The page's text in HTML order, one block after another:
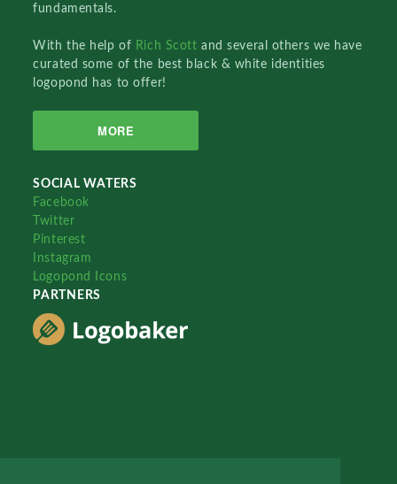
fundamentals.
With the help of Rich Scottand several others we have
curated some of the best black & white identities
logopond has to offer!
MORE
SOCIAL WATERS
Facebook
Twitter
Pinterest
Instagram
Logopond Icons
PARTNERS